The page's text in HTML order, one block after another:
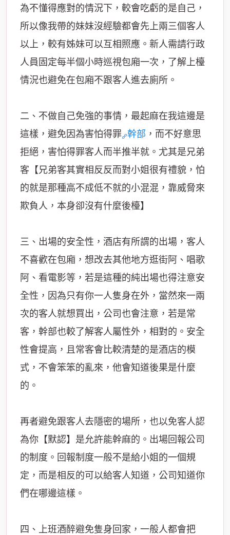
為不懂得應對的情況下，較會吃虧的是自己，
所以像我帶的妹妹沒經驗都會先上兩三個客人
以上，較有姊妹可以互相照應。新人需請行政
人員固定每半個小時巡視包廂一次，了解上檯
情況也避免在包廂不跟客人進去廁所。
二、不做自己免強的事情，最起麻在我這邊是
這樣，避免因為害怕得罪 幹部 ，而不好意思
拒絕，害怕得罪客人而半推半就。尤其是兄弟
客【兄弟客其實相反反而對小姐很有禮貌，怕
的就是那種高不成低不就的小混混，靠威脅來
欺負人，本身卻沒有什麼後檯】
三、出場的安全性，酒店有所謂的出場，客人
不喜歡在包廂，想改去其他地方逛街阿、唱歌
阿、看電影等，若是這種的純出場也得注意安
全性，因為只有你一人隻身在外，當然來一兩
次的客人就想買出，公司也會注意，若是常
客，幹部也較了解客人屬性外，相對的。安全
性會提高，且常客會比較清楚的是酒店的模
式，不會笨笨的亂來，他會知道後果是什麼
的。
再者避免跟客人去隱密的場所，也以免客人認
為你【默認】是允許能幹麻的。出場回報公司
的制度。回報制度一般不是給小姐的一個規
定，而是相反的可以給客人知道，公司知道你
們在哪邊這樣。
四、上班酒醉避免隻身回家，一般人都會把